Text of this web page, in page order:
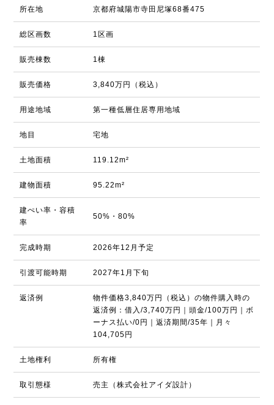
所在地 京都府城陽市寺田尼塚68番475
総区画数 1区画
販売棟数 1棟
販売価格 3,840万円（税込）
用途地域 第一種低層住居専用地域
地目 宅地
土地面積 119.12m²
建物面積 95.22m²
建ぺい率・容積
率
50%・80%
完成時期 2026年12月予定
引渡可能時期 2027年1月下旬
返済例
物件価格3,840万円（税込）の物件購入時の
返済例：借入/3,740万円｜頭金/100万円｜ボ
ーナス払い/0円｜返済期間/35年｜月々
104,705円
土地権利 所有権
取引態様 売主（株式会社アイダ設計）